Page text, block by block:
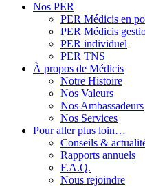
Nos PER
PER Médicis en
PER Médicis
PER individuel
PER TNS
À propos de Médicis
Notre Histoire
Nos Valeurs
Nos Ambassadeurs
Nos Services
Pour aller plus loin…
Conseils &
Rapports annuels
F.A.Q.
Nous rejoindre